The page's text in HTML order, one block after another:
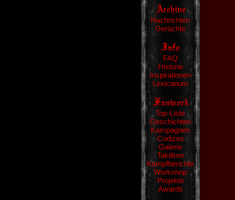
Nachrichten
Gerüchte
FAQ
Historie
Inspirationen
Lexicanum
Top-Liste
Geschichten
Kampagnen
Codizes
Galerie
Taktiken
Kampfberichte
Workshop
Projekte
Awards